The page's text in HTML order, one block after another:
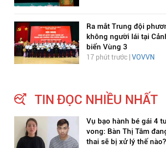
Ra mắt Trung đội
không người lái tại
biển Vùng 3
17 phút trước |VOVVN
TIN ĐỌC NHIỀU NHẤT
Vụ bạo hành bé gái 4
vong: Bàn Thị Tâm
thai sẽ bị xử lý thế nào?